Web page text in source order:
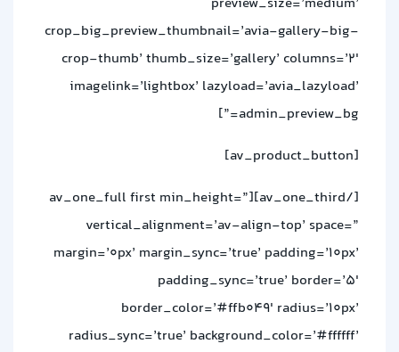
crop_big_preview_thumbnail=’avia-gallery-big-
crop-thumb’ thumb_size=’gallery’ columns=’2′
imagelink=’lightbox’ lazyload=’avia_lazyload’
admin_preview_bg=”]
[av_product_button]
[/av_one_third][av_one_full first min_height=”
vertical_alignment=’av-align-top’ space=”
margin=’0px’ margin_sync=’true’ padding=’10px’
padding_sync=’true’ border=’5′
border_color=’#ffb049′ radius=’10px’
radius_sync=’true’ background_color=’#ffffff’